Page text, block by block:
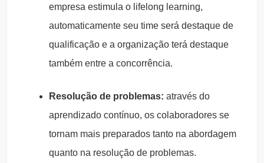
empresa estimula o lifelong learning,
automaticamente seu time será destaque de
qualificação e a organização terá destaque
também entre a concorrência.
Resolução de problemas: através do
aprendizado contínuo, os colaboradores se
tornam mais preparados tanto na abordagem
quanto na resolução de problemas.